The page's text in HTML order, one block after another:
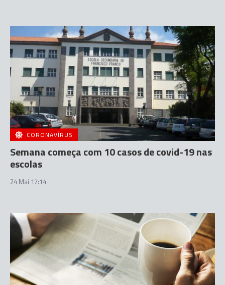
CORONAVÍRUS
Semana começa com 10 casos de covid-19 nas
escolas
24 Mai 17:14